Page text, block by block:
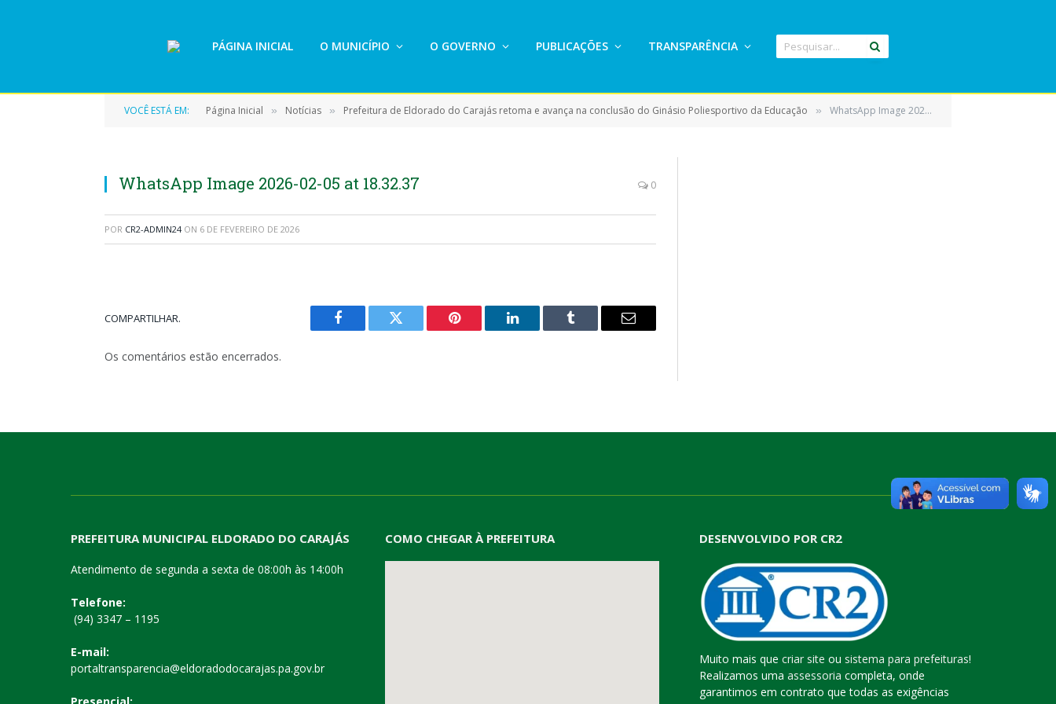
PÁGINA INICIAL O MUNICÍPIO O GOVERNO PUBLICAÇÕES TRANSPARÊNCIA
VOCÊ ESTÁ EM: Página Inicial » Notícias » Prefeitura de Eldorado do Carajás retoma e avança na conclusão do Ginásio Poliesportivo da Educação » WhatsApp Image 2026-02-05 at 18.32.37
WhatsApp Image 2026-02-05 at 18.32.37 0
POR CR2-ADMIN24 ON 6 DE FEVEREIRO DE 2026
COMPARTILHAR.
Facebook Twitter Pinterest LinkedIn Tumblr
E-
Os comentários estão encerrados.
PREFEITURA MUNICIPAL ELDORADO DO CARAJÁS
Atendimento de segunda a sexta de 08:00h às 14:00h
Telefone:
(94) 3347 – 1195
E-mail:
portaltransparencia@eldoradodocarajas.pa.gov.br
COMO CHEGAR À PREFEITURA DESENVOLVIDO POR CR2
Muito mais que criar site ou sistema para prefeituras!
Realizamos uma assessoria completa, onde
garantimos em contrato que todas as exigências